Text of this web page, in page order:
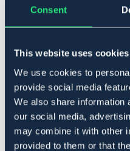
Consent
This website uses cookies
We use cookies to
provide social media
We also share information
our social media,
may combine it with other
provided to them or that
Tänk på storleken:
För bästa passform – kika
innan du beställer.
Art.nr. 1004-BN-L
BRUN
Se lager i butik